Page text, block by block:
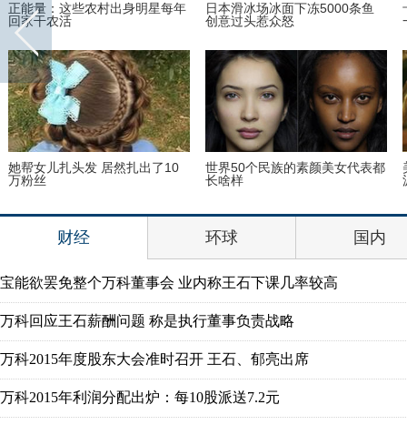
能量：这些农村出身明星每年
家干农活
日本滑冰场冰面下冻5000条鱼
创意过头惹众怒
帮女儿扎头发 居然扎出了10
粉丝
世界50个民族的素颜美女代表都
长啥样
财经 环球 国内
宝能欲罢免整个万科董事会 业内称王石下课几率较高
万科回应王石薪酬问题 称是执行董事负责战略
万科2015年度股东大会准时召开 王石、郁亮出席
万科2015年利润分配出炉：每10股派送7.2元